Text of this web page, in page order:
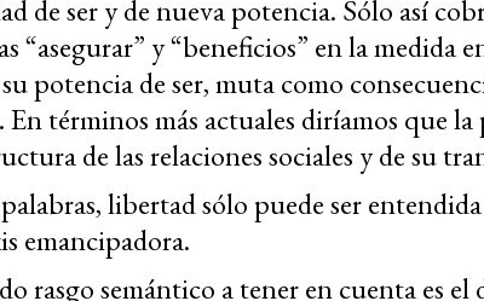
de ser y de nueva potencia. Sólo así
“asegurar” y “beneficios” en la medida
potencia de ser, muta como
En términos más actuales diríamos que
de las relaciones sociales y de su
libertad sólo puede ser
emancipadora.
rasgo semántico a tener en cuenta es el